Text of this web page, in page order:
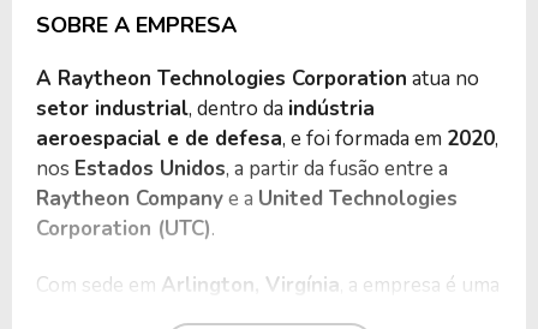
SOBRE A EMPRESA
A Raytheon Technologies Corporation atua no
setor industrial, dentro da indústria
aeroespacial e de defesa, e foi formada em 2020,
nos Estados Unidos, a partir da fusão entre a
Raytheon Companye a United Technologies
Corporation (UTC).
Com sede em Arlington, Virgínia , a empresa é uma